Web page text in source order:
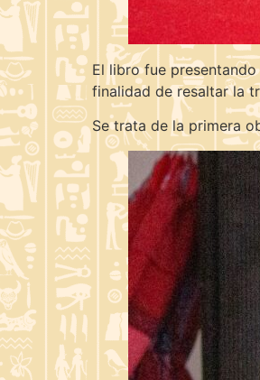
El libro fue
finalidad de resaltar la
Se trata de la primera